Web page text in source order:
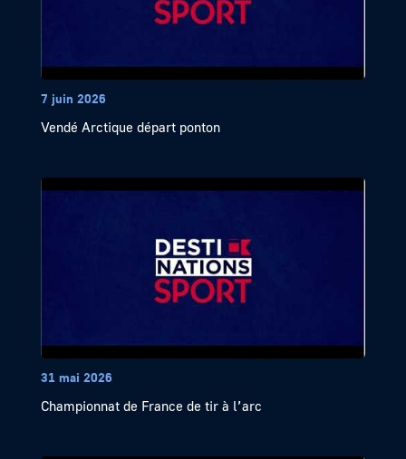
7 juin 2026
Vendé Arctique départ ponton
31 mai 2026
Championnat de France de tir à l’arc